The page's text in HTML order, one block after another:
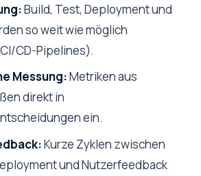
Build, Test, Deployment und
so weit wie möglich
CD-Pipelines).
Messung:Metriken aus
direkt in
ein.
Kurze Zyklen zwischen
und Nutzerfeedback